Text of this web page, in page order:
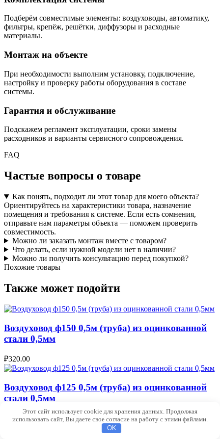
Подберём совместимые элементы: воздуховоды, автоматику,
фильтры, крепёж, решётки, диффузоры и расходные
материалы.
Монтаж на объекте
При необходимости выполним установку, подключение,
настройку и проверку работы оборудования в составе
системы.
Гарантия и обслуживание
Подскажем регламент эксплуатации, сроки замены
расходников и варианты сервисного сопровождения.
FAQ
Частые вопросы о товаре
Как понять, подходит ли этот товар для моего объекта?
Ориентируйтесь на характеристики товара, назначение
помещения и требования к системе. Если есть сомнения,
отправьте нам параметры объекта — поможем проверить
совместимость.
Можно ли заказать монтаж вместе с товаром?
Что делать, если нужной модели нет в наличии?
Можно ли получить консультацию перед покупкой?
Похожие товары
Также может подойти
Воздуховод ф150 0,5м (труба) из оцинкованной
стали 0,5мм
₽320.00
Воздуховод ф125 0,5м (труба) из оцинкованной
стали 0,5мм
280.00
Этот сайт использует cookie для хранения данных. Продолжая
использовать сайт, Вы даете свое согласие на работу с этими файлами.
OK